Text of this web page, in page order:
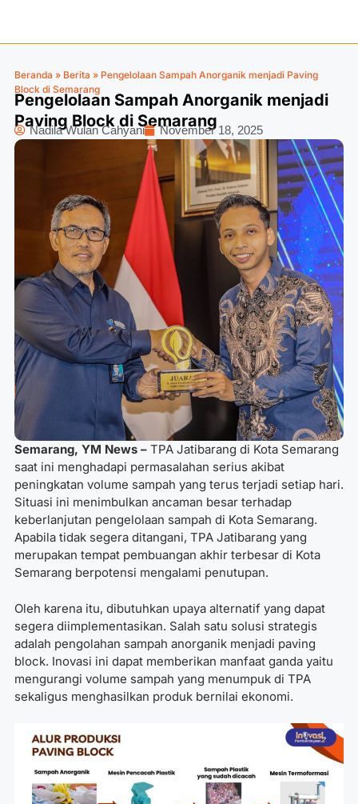
Beranda » Berita » Pengelolaan Sampah Anorganik menjadi Paving
Block di Semarang
Pengelolaan Sampah Anorganik menjadi
Paving Block di Semarang
Nadila Wulan Cahyani November 18, 2025
Semarang, YM News – TPA Jatibarang di Kota Semarang
saat ini menghadapi permasalahan serius akibat
peningkatan volume sampah yang terus terjadi setiap hari.
Situasi ini menimbulkan ancaman besar terhadap
keberlanjutan pengelolaan sampah di Kota Semarang.
Apabila tidak segera ditangani, TPA Jatibarang yang
merupakan tempat pembuangan akhir terbesar di Kota
Semarang berpotensi mengalami penutupan.
Oleh karena itu, dibutuhkan upaya alternatif yang dapat
segera diimplementasikan. Salah satu solusi strategis
adalah pengolahan sampah anorganik menjadi paving
block. Inovasi ini dapat memberikan manfaat ganda yaitu
mengurangi volume sampah yang menumpuk di TPA
sekaligus menghasilkan produk bernilai ekonomi.